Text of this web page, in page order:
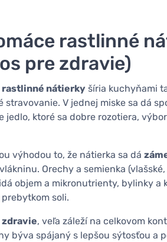
rastlinné
pre zdravie)
rastlinné nátierky šíria kuchyňami
stravovanie. V jednej miske sa dá
jedlo, ktoré sa dobre rozotiera,
výhodou to, že nátierka sa dá
Orechy a semienka
objem a mikronutrienty, bylinky a
soli.
zdravie, veľa záleží na celkovom
býva spájaný s lepšou sýtosťou a